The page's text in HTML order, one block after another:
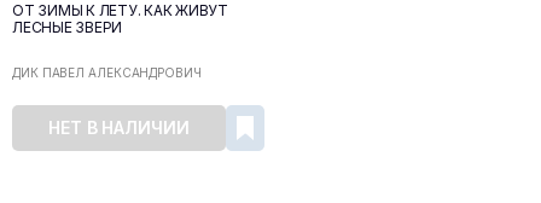
ОТ ЗИМЫ К ЛЕТУ. КАК ЖИВУТ
ЛЕСНЫЕ ЗВЕРИ
ДИК ПАВЕЛ АЛЕКСАНДРОВИЧ
НЕТ В НАЛИЧИИ